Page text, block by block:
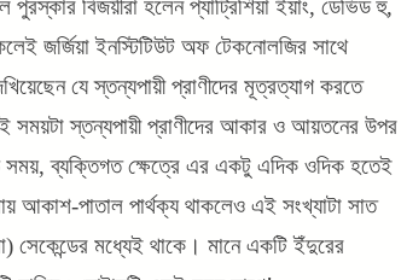
বিজয়ীরা হলেন প্যাট্রিশিয়া ইয়াং, ডেভিড হু,
জর্জিয়া ইনস্টিটিউট অফ টেকনোলজির সাথে
যে স্তন্যপায়ী প্রাণীদের মূত্রত্যাগ করতে
সময়টা স্তন্যপায়ী প্রাণীদের আকার ও আয়তনের উপর
সময়, ব্যক্তিগত ক্ষেত্রে এর একটু এদিক ওদিক হতেই
আকাশ-পাতাল পার্থক্য থাকলেও এই সংখ্যাটা সাত
সেকেন্ডের মধ্যেই থাকে। মানে একটি ইঁদুরের